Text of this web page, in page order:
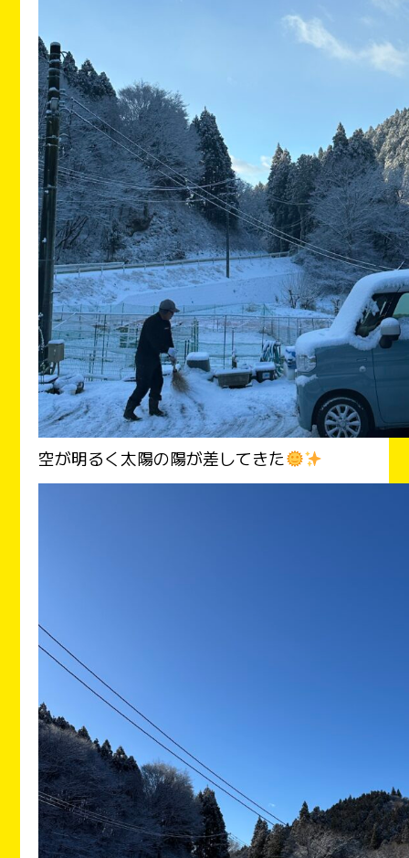
空が明るく太陽の陽が差してきた